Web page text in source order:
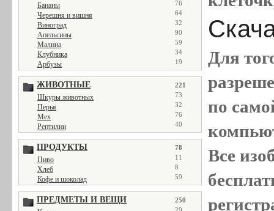
Бананы 76
Черешня и вишня 64
Виноград 32
Апельсины 90
Малина 59
Клубника 34
Арбузы 19
ЖИВОТНЫЕ 221
Шкуры животных 73
Перья 32
Мех 76
Рептилии 40
ПРОДУКТЫ 78
Пиво 11
Хлеб 8
Кофе и шоколад 59
ПРЕДМЕТЫ И ВЕЩИ 250
Для
по
Все